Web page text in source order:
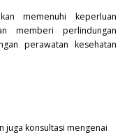
memenuhi keperluan
memberi perlindungan
perawatan kesehatan
juga konsultasi mengenai